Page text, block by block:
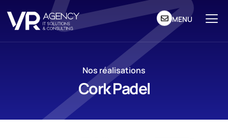
MENU
Nos réalisations
Cork Padel